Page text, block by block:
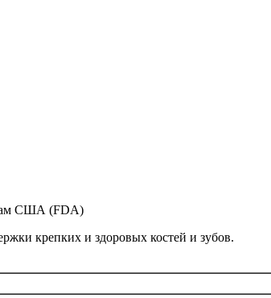
США (FDA)
крепких и здоровых костей и зубов.